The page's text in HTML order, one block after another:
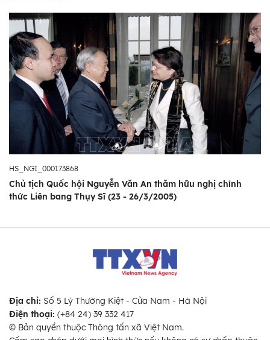
HS_NGI_000173868
Chủ tịch Quốc hội Nguyễn Văn An thăm hữu nghị chính
thức Liên bang Thụy Sĩ (23 - 26/3/2005)
Địa chỉ: Số 5 Lý Thường Kiệt - Cửa Nam - Hà Nội
Điện thoại: (+84 24) 39 332 417
© Bản quyền thuộc Thông tấn xã Việt Nam.